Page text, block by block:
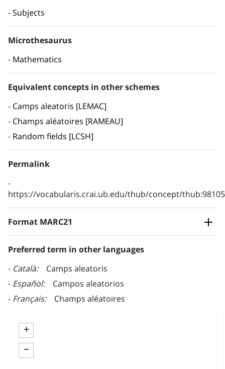
Subjects
Microthesaurus
Mathematics
Equivalent concepts in other schemes
Camps aleatoris [LEMAC]
Champs aléatoires [RAMEAU]
Random fields [LCSH]
Permalink
https://vocabularis.crai.ub.edu/thub/concept/
Format MARC21
Preferred term in other languages
Català
Camps aleatoris
Español
Campos aleatorios
Français
Champs aléatoires
+
−